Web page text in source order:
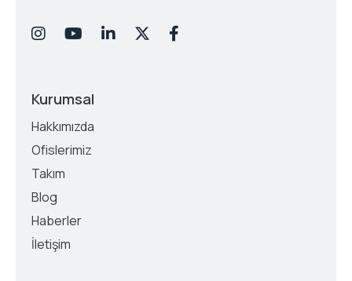
Kurumsal
Hakkımızda
Ofislerimiz
Takım
Blog
Haberler
İletişim